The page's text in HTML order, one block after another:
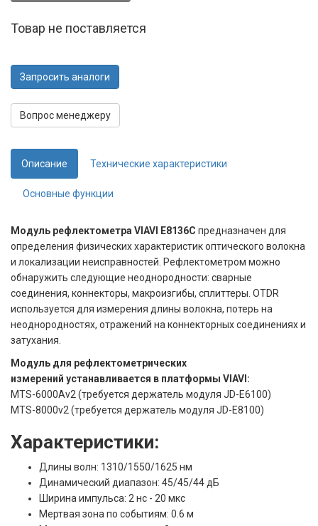
Товар не поставляется
Запросить аналоги
Вопрос менеджеру
Описание Технические характеристики
Основные функции
Модуль рефлектометра VIAVI E8136C предназначен для
определения физических характеристик оптического волокна
и локализации неисправностей. Рефлектометром можно
обнаружить следующие неоднородности: сварные
соединения, коннекторы, макроизгибы, сплиттеры. OTDR
используется для измерения длины волокна, потерь на
неоднородностях, отражений на коннекторных соединениях и
затухания.
Модуль для рефлектометрических
измерений устанавливается в платформы VIAVI:
MTS-6000Av2 (требуется держатель модуля JD-E6100)
MTS-8000v2 (требуется держатель модуля JD-E8100)
Характеристики:
Длины волн: 1310/1550/1625 нм
Динамический диапазон: 45/45/44 дБ
Ширина импульса: 2 нс - 20 мкс
Мертвая зона по событиям: 0.6 м